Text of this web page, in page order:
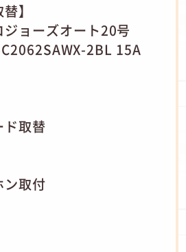
】
ョーズオート20号
2BL 15A
取替
取付